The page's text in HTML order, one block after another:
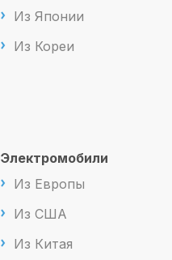
Из Японии
Из Кореи
Электромобили
Из Европы
Из США
Из Китая